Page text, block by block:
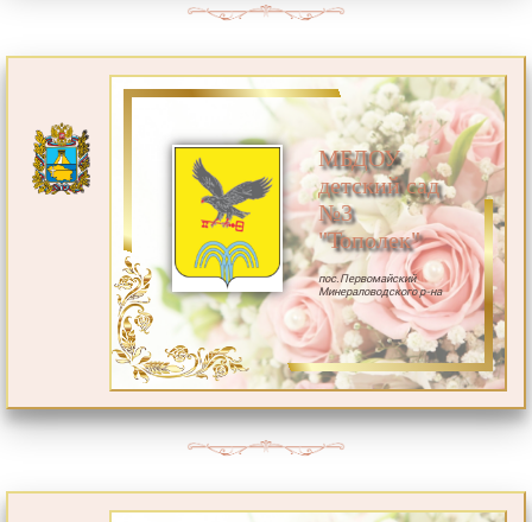
МБДОУ
детский сад
№3
"Тополек"
пос.Первомайский
Минераловодского р-на